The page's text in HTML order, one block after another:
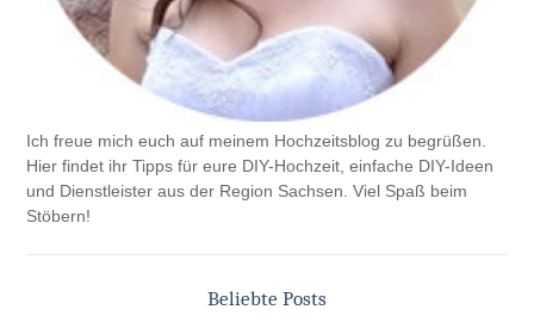
Ich freue mich euch auf meinem Hochzeitsblog zu begrüßen.
Hier findet ihr Tipps für eure DIY-Hochzeit, einfache DIY-Ideen
und Dienstleister aus der Region Sachsen. Viel Spaß beim
Stöbern!
Beliebte Posts